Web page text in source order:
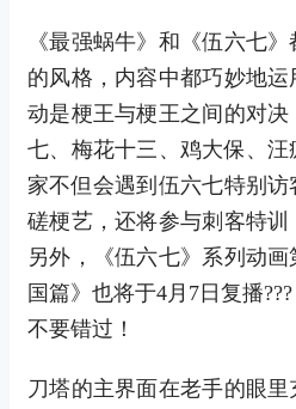
《最强蜗牛》和《伍六七
的风格，内容中都巧妙地
动是梗王与梗王之间的对
七、梅花十三、鸡大保、
家不但会遇到伍六七特别
磋梗艺，还将参与刺客特训
另外，《伍六七》系列动
国篇》也将于4月7日复播
不要错过！
刀塔的主界面在老手的眼